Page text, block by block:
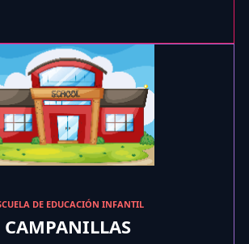
DE EDUCACIÓN INFANTIL
CAMPANILLAS